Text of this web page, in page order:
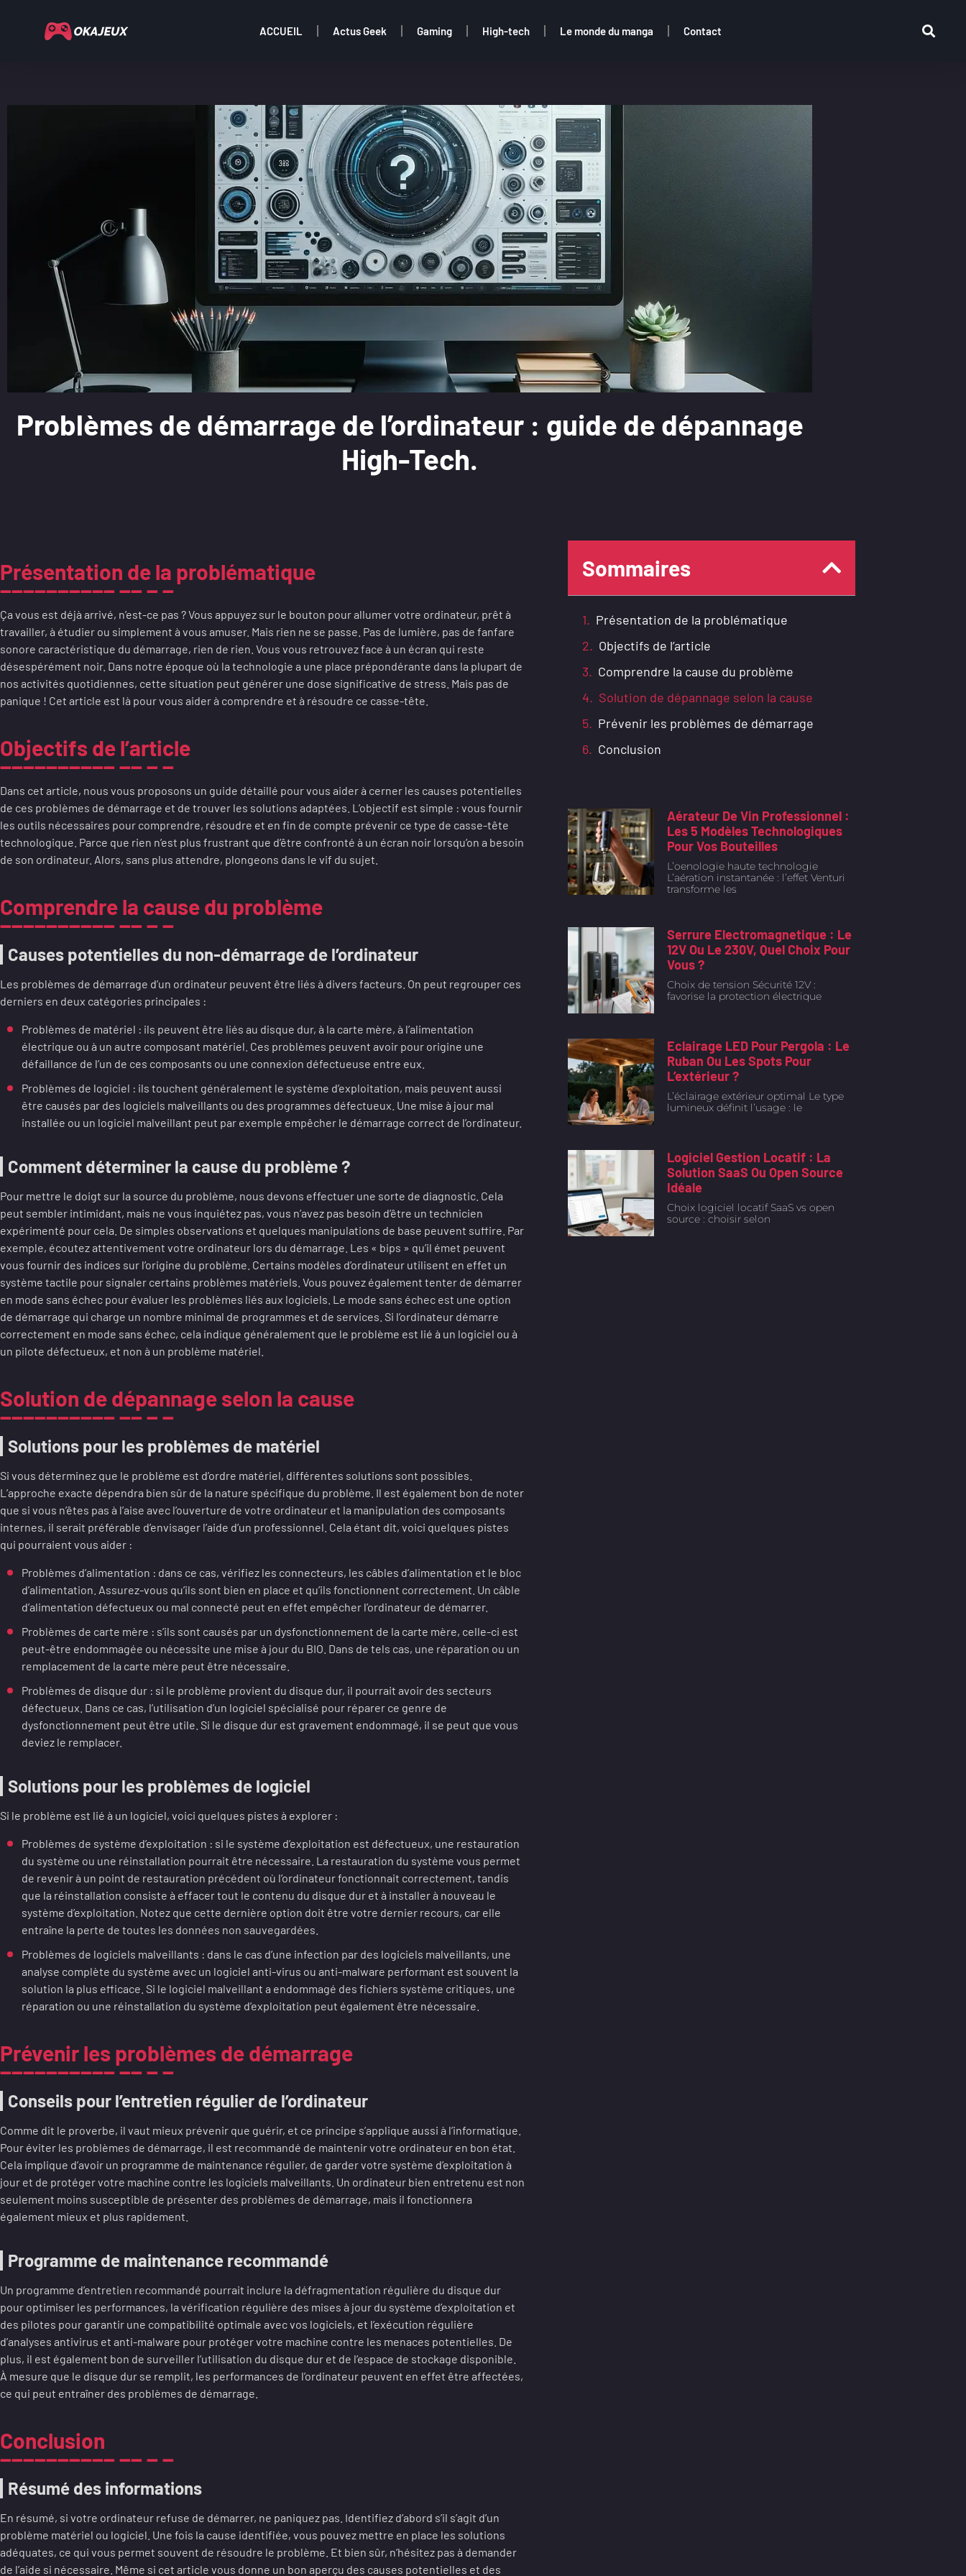
ACCUEIL Actus Geek Gaming High-tech Le monde du manga Contact
Problèmes de démarrage de l’ordinateur : guide de dépannage
High-Tech.
Présentation de la problématique
Ça vous est déjà arrivé, n’est-ce pas ? Vous appuyez sur le bouton pour allumer votre ordinateur, prêt à
travailler, à étudier ou simplement à vous amuser. Mais rien ne se passe. Pas de lumière, pas de fanfare
sonore caractéristique du démarrage, rien de rien. Vous vous retrouvez face à un écran qui reste
désespérément noir. Dans notre époque où la technologie a une place prépondérante dans la plupart de
nos activités quotidiennes, cette situation peut générer une dose significative de stress. Mais pas de
panique ! Cet article est là pour vous aider à comprendre et à résoudre ce casse-tête.
Objectifs de l’article
Dans cet article, nous vous proposons un guide détaillé pour vous aider à cerner les causes potentielles
de ces problèmes de démarrage et de trouver les solutions adaptées. L’objectif est simple : vous fournir
les outils nécessaires pour comprendre, résoudre et en fin de compte prévenir ce type de casse-tête
technologique. Parce que rien n’est plus frustrant que d’être confronté à un écran noir lorsqu’on a besoin
de son ordinateur. Alors, sans plus attendre, plongeons dans le vif du sujet.
Comprendre la cause du problème
Causes potentielles du non-démarrage de l’ordinateur
Les problèmes de démarrage d’un ordinateur peuvent être liés à divers facteurs. On peut regrouper ces
derniers en deux catégories principales :
Problèmes de matériel : ils peuvent être liés au disque dur, à la carte mère, à l’alimentation
électrique ou à un autre composant matériel. Ces problèmes peuvent avoir pour origine une
défaillance de l’un de ces composants ou une connexion défectueuse entre eux.
Problèmes de logiciel : ils touchent généralement le système d’exploitation, mais peuvent aussi
être causés par des logiciels malveillants ou des programmes défectueux. Une mise à jour mal
installée ou un logiciel malveillant peut par exemple empêcher le démarrage correct de l’ordinateur.
Comment déterminer la cause du problème ?
Pour mettre le doigt sur la source du problème, nous devons effectuer une sorte de diagnostic. Cela
peut sembler intimidant, mais ne vous inquiétez pas, vous n’avez pas besoin d’être un technicien
expérimenté pour cela. De simples observations et quelques manipulations de base peuvent suffire. Par
exemple, écoutez attentivement votre ordinateur lors du démarrage. Les « bips » qu’il émet peuvent
vous fournir des indices sur l’origine du problème. Certains modèles d’ordinateur utilisent en effet un
système tactile pour signaler certains problèmes matériels. Vous pouvez également tenter de démarrer
en mode sans échec pour évaluer les problèmes liés aux logiciels. Le mode sans échec est une option
de démarrage qui charge un nombre minimal de programmes et de services. Si l’ordinateur démarre
correctement en mode sans échec, cela indique généralement que le problème est lié à un logiciel ou à
un pilote défectueux, et non à un problème matériel.
Solution de dépannage selon la cause
Solutions pour les problèmes de matériel
Si vous déterminez que le problème est d’ordre matériel, différentes solutions sont possibles.
L’approche exacte dépendra bien sûr de la nature spécifique du problème. Il est également bon de noter
que si vous n’êtes pas à l’aise avec l’ouverture de votre ordinateur et la manipulation des composants
internes, il serait préférable d’envisager l’aide d’un professionnel. Cela étant dit, voici quelques pistes
qui pourraient vous aider :
Problèmes d’alimentation : dans ce cas, vérifiez les connecteurs, les câbles d’alimentation et le bloc
d’alimentation. Assurez-vous qu’ils sont bien en place et qu’ils fonctionnent correctement. Un câble
d’alimentation défectueux ou mal connecté peut en effet empêcher l’ordinateur de démarrer.
Problèmes de carte mère : s’ils sont causés par un dysfonctionnement de la carte mère, celle-ci est
peut-être endommagée ou nécessite une mise à jour du BIO. Dans de tels cas, une réparation ou un
remplacement de la carte mère peut être nécessaire.
Problèmes de disque dur : si le problème provient du disque dur, il pourrait avoir des secteurs
défectueux. Dans ce cas, l’utilisation d’un logiciel spécialisé pour réparer ce genre de
dysfonctionnement peut être utile. Si le disque dur est gravement endommagé, il se peut que vous
deviez le remplacer.
Solutions pour les problèmes de logiciel
Si le problème est lié à un logiciel, voici quelques pistes à explorer :
Problèmes de système d’exploitation : si le système d’exploitation est défectueux, une restauration
du système ou une réinstallation pourrait être nécessaire. La restauration du système vous permet
de revenir à un point de restauration précédent où l’ordinateur fonctionnait correctement, tandis
que la réinstallation consiste à effacer tout le contenu du disque dur et à installer à nouveau le
système d’exploitation. Notez que cette dernière option doit être votre dernier recours, car elle
entraîne la perte de toutes les données non sauvegardées.
Problèmes de logiciels malveillants : dans le cas d’une infection par des logiciels malveillants, une
analyse complète du système avec un logiciel anti-virus ou anti-malware performant est souvent la
solution la plus efficace. Si le logiciel malveillant a endommagé des fichiers système critiques, une
réparation ou une réinstallation du système d’exploitation peut également être nécessaire.
Prévenir les problèmes de démarrage
Conseils pour l’entretien régulier de l’ordinateur
Comme dit le proverbe, il vaut mieux prévenir que guérir, et ce principe s’applique aussi à l’informatique.
Pour éviter les problèmes de démarrage, il est recommandé de maintenir votre ordinateur en bon état.
Cela implique d’avoir un programme de maintenance régulier, de garder votre système d’exploitation à
jour et de protéger votre machine contre les logiciels malveillants. Un ordinateur bien entretenu est non
seulement moins susceptible de présenter des problèmes de démarrage, mais il fonctionnera
également mieux et plus rapidement.
Programme de maintenance recommandé
Un programme d’entretien recommandé pourrait inclure la défragmentation régulière du disque dur
pour optimiser les performances, la vérification régulière des mises à jour du système d’exploitation et
des pilotes pour garantir une compatibilité optimale avec vos logiciels, et l’exécution régulière
d’analyses antivirus et anti-malware pour protéger votre machine contre les menaces potentielles. De
plus, il est également bon de surveiller l’utilisation du disque dur et de l’espace de stockage disponible.
À mesure que le disque dur se remplit, les performances de l’ordinateur peuvent en effet être affectées,
ce qui peut entraîner des problèmes de démarrage.
Conclusion
Résumé des informations
En résumé, si votre ordinateur refuse de démarrer, ne paniquez pas. Identifiez d’abord s’il s’agit d’un
problème matériel ou logiciel. Une fois la cause identifiée, vous pouvez mettre en place les solutions
adéquates, ce qui vous permet souvent de résoudre le problème. Et bien sûr, n’hésitez pas à demander
de l’aide si nécessaire. Même si cet article vous donne un bon aperçu des causes potentielles et des
Sommaires
Présentation de la problématique
Objectifs de l’article
Comprendre la cause du problème
Solution de dépannage selon la cause
Prévenir les problèmes de démarrage
Conclusion
Aérateur De Vin Professionnel :
Les 5 Modèles Technologiques
Pour Vos Bouteilles
L’oenologie haute technologie
L’aération instantanée : l’effet Venturi
transforme les
Serrure Electromagnetique : Le
12V Ou Le 230V, Quel Choix Pour
Vous ?
Choix de tension Sécurité 12V :
favorise la protection électrique
Eclairage LED Pour Pergola : Le
Ruban Ou Les Spots Pour
L’extérieur ?
L’éclairage extérieur optimal Le type
lumineux définit l’usage : le
Logiciel Gestion Locatif : La
Solution SaaS Ou Open Source
Idéale
Choix logiciel locatif SaaS vs open
source : choisir selon